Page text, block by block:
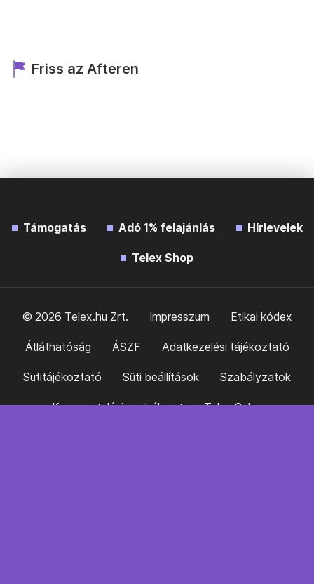
Friss az Afteren
Támogatás Adó 1% felajánlás Hírlevelek
Telex Shop
© 2026 Telex.hu Zrt. Impresszum Etikai kódex
Átláthatóság ÁSZF Adatkezelési tájékoztató
Sütitájékoztató Süti beállítások Szabályzatok
Kommentelési szabályzat Telex Sales